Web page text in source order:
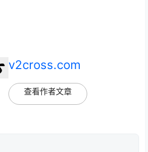
v2cross.com
查看作者文章